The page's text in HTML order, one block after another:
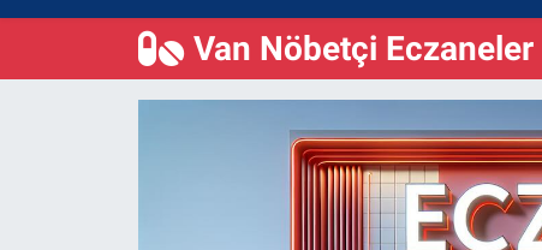
Van Nöbetçi Eczaneler